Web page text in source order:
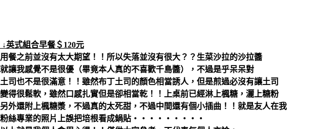
↓英式組合早餐＄120元
用餐之前並沒有太大期望！！所以失落並沒有很大？？生菜沙拉的沙拉醬
就讓我感覺不是很優（畢竟本人真的不喜歡千島醬），不過是乎呆呆對
土司也不是很滿意！！雖然布丁土司的顏色相當誘人，但是煎過必沒有讓土司
變得很鬆軟，雖然口感扎實但是卻相當乾！！上桌前已經淋上楓糖，灑上糖粉
另外還附上楓糖漿，不過真的太死甜，不過中間還有個小插曲！！就是友人在我
粉絲專業的照片上誤把培根看成鍋貼‧‧‧‧‧‧‧‧‧